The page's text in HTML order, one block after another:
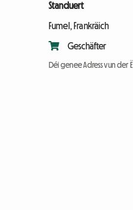
Standuert
Fumel, Frankräich
Geschäfter
Déi genee Adress vun